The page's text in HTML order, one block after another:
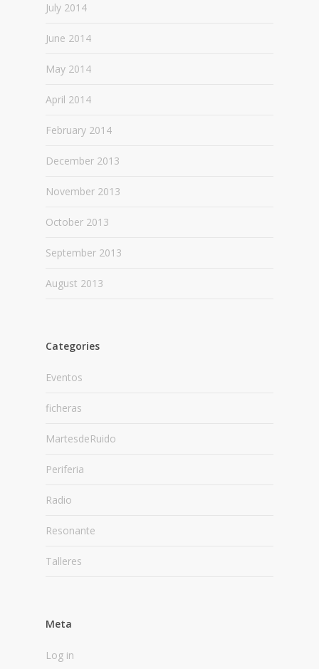
July 2014
June 2014
May 2014
April 2014
February 2014
December 2013
November 2013
October 2013
September 2013
August 2013
Categories
Eventos
ficheras
MartesdeRuido
Periferia
Radio
Resonante
Talleres
Meta
Log in